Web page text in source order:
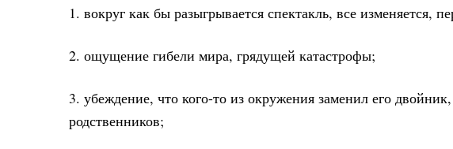
1. вокруг как бы разыгрывается спектакль, все
2. ощущение гибели мира, грядущей катастрофы;
3. убеждение, что кого-то из окружения заменил его
родственников;